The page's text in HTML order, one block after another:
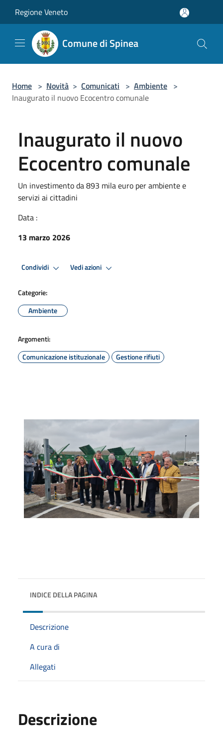
Regione Veneto
Comune di Spinea
Home > Novità > Comunicati > Ambiente >
Inaugurato il nuovo Ecocentro comunale
Inaugurato il nuovo
Ecocentro comunale
Un investimento da 893 mila euro per ambiente e
servizi ai cittadini
Data :
13 marzo 2026
Condividi Vedi azioni
Categorie:
Ambiente
Argomenti:
Comunicazione istituzionale
Gestione rifiuti
INDICE DELLA PAGINA
Descrizione
A cura di
Allegati
Descrizione